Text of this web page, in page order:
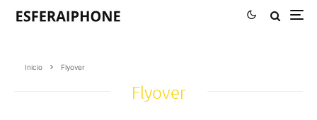
Inicio Flyover
Flyover